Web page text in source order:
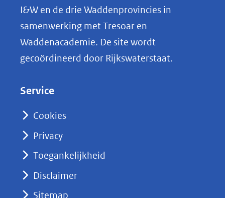
k
e
nieuw
I&W en de drie Waddenprovincies in
samenwerking met Tresoar en
Waddenacademie. De site wordt
gecoördineerd door Rijkswaterstaat.
Service
Cookies
Privacy
Toegankelijkheid
Disclaimer
Sitemap